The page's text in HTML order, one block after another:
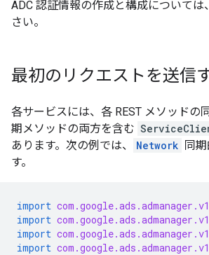
ADC 認証情報の作成と構成については
さい。
最初のリクエストを送信
各サービスには、各 REST メソッドの
期メソッドの両方を含む
あります。次の例では、
Network 同
す。
import
import
import
import